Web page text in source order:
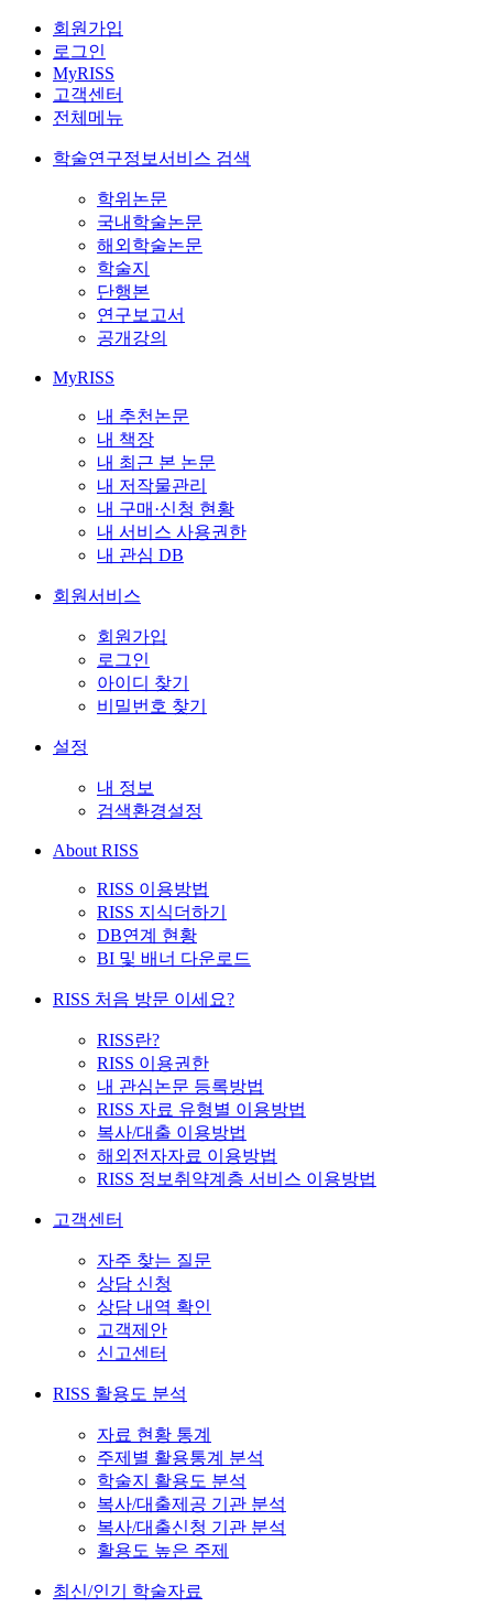
회원가입
로그인
MyRISS
고객센터
전체메뉴
학술연구정보서비스 검색
학위논문
국내학술논문
해외학술논문
학술지
단행본
연구보고서
공개강의
MyRISS
내 추천논문
내 책장
내 최근 본 논문
내 저작물관리
내 구매·신청 현황
내 서비스 사용권한
내 관심 DB
회원서비스
회원가입
로그인
아이디 찾기
비밀번호 찾기
설정
내 정보
검색환경설정
About RISS
RISS 이용방법
RISS 지식더하기
DB연계 현황
BI 및 배너 다운로드
RISS 처음 방문 이세요?
RISS란?
RISS 이용권한
내 관심논문 등록방법
RISS 자료 유형별 이용방법
복사/대출 이용방법
해외전자자료 이용방법
RISS 정보취약계층 서비스 이용방법
고객센터
자주 찾는 질문
상담 신청
상담 내역 확인
고객제안
신고센터
RISS 활용도 분석
자료 현황 통계
주제별 활용통계 분석
학술지 활용도 분석
복사/대출제공 기관 분석
복사/대출신청 기관 분석
활용도 높은 주제
최신/인기 학술자료